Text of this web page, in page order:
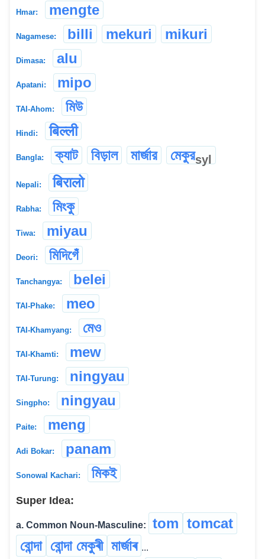
Hmar: mengte
Nagamese: billi mekuri mikuri
Dimasa: alu
Apatani: mipo
TAI-Ahom: মিউ
Hindi: बिल्ली
Bangla: ক্যাট বিড়াল মার্জার মেকুরsyl
Nepali: बिरालो
Rabha: মিংকু
Tiwa: miyau
Deori: মিদিগেঁ
Tanchangya: belei
TAI-Phake: meo
TAI-Khamyang: মেও
TAI-Khamti: mew
TAI-Turung: ningyau
Singpho: ningyau
Paite: meng
Adi Bokar: panam
Sonowal Kachari: মিক‌ই
Super Idea:
a. Common Noun-Masculine: tom tomcat
বোন্দা বোন্দা মেকুৰী মাৰ্জাৰ ...